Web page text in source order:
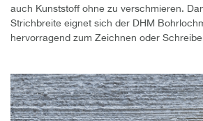
auch Kunststoff ohne zu verschmieren.
Strichbreite eignet sich der DHM
hervorragend zum Zeichnen oder